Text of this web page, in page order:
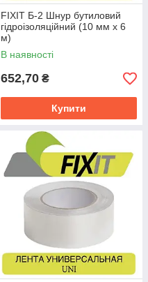
FIXIT Б-2 Шнур бутиловий
гідроізоляційний (10 мм х 6
м)
В наявності
652,70 ₴
Купити